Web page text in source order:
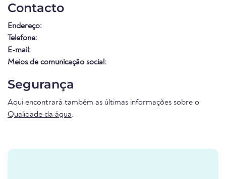
Contacto
Endereço:
Telefone:
E-mail:
Meios de comunicação social:
Segurança
Aqui encontrará também as últimas informações sobre o
Qualidade da água.